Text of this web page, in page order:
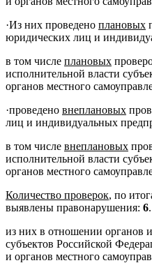
·Из них проведено плановых
юридических лиц и
в том числе плановых
исполнительной власти
органов местного
·проведено внеплановых
лиц и индивидуальных
в том числе внеплановых
исполнительной власти
органов местного
Количество проверок, по
выявлены правонарушения: 6.
из них в отношении органов
субъектов Российской
и органов местного